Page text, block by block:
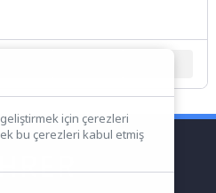
için çerezleri
bu çerezleri kabul etmiş